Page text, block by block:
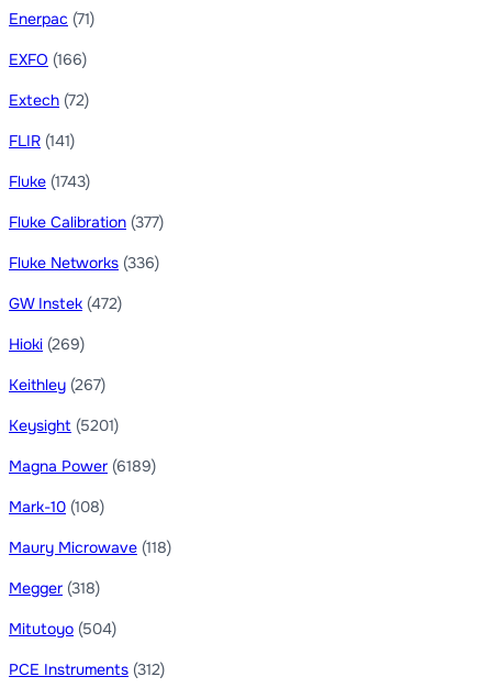
Enerpac (71)
EXFO (166)
Extech (72)
FLIR (141)
Fluke (1743)
Fluke Calibration (377)
Fluke Networks (336)
GW Instek (472)
Hioki (269)
Keithley (267)
Keysight (5201)
Magna Power (6189)
Mark-10 (108)
Maury Microwave (118)
Megger (318)
Mitutoyo (504)
PCE Instruments (312)